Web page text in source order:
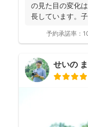
の見た目の変化
長しています。
予約承諾率：
せいの